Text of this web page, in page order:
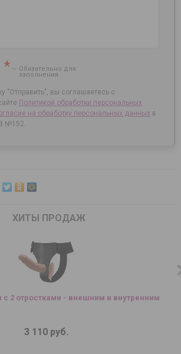
* — Обязательно для
заполнения
"Отправить", вы соглашаетесь с
Политикой обработки персональных
на обработку персональных данных в
№152.
ХИТЫ ПРОДАЖ
с 2 отростками - внешним и внутренним
3 110 руб.